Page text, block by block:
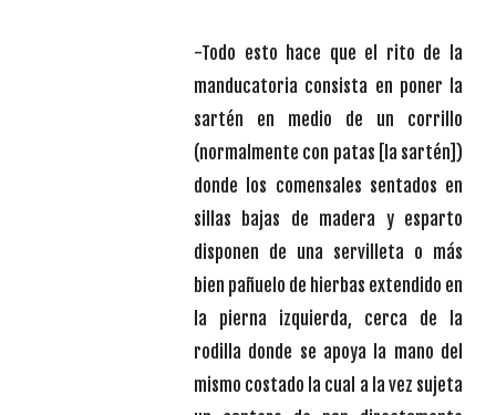
-Todo esto hace que el rito de la
manducatoria consista en poner la
sartén en medio de un corrillo
(normalmente con patas [la sartén])
donde los comensales sentados en
sillas bajas de madera y esparto
disponen de una servilleta o más
bien pañuelo de hierbas extendido en
la pierna izquierda, cerca de la
rodilla donde se apoya la mano del
mismo costado la cual a la vez sujeta